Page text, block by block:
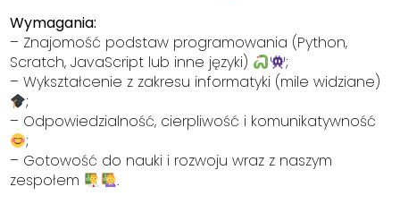
Wymagania:
– Znajomość podstaw programowania (Python,
Scratch, JavaScript lub inne języki)
;
– Wykształcenie z zakresu informatyki (mile widziane)
;
– Odpowiedzialność, cierpliwość i komunikatywność
;
– Gotowość do nauki i rozwoju wraz z naszym
zespołem
.